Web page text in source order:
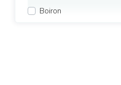
Boiron